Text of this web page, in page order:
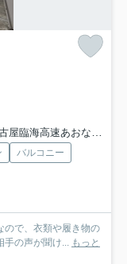
臨海高速あおなみ線「小本」駅 徒歩9分
バルコニー
ので、衣類や履き物の
手の声が聞け... もっと